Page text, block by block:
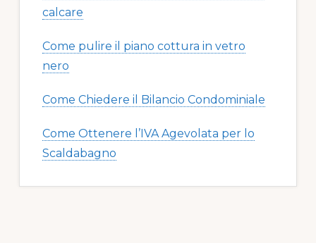
calcare​​
Come pulire il piano cottura in vetro
nero​​
Come Chiedere il Bilancio Condominiale
Come Ottenere l’IVA Agevolata per lo
Scaldabagno